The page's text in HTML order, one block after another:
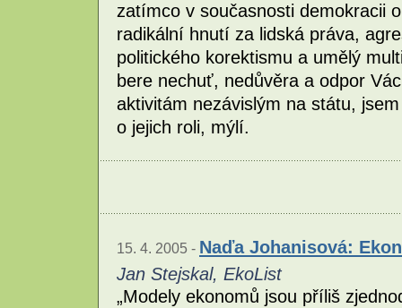
zatímco v současnosti demokracii
radikální hnutí za lidská práva,
politického korektismu a umělý
bere nechuť, nedůvěra a odpor
aktivitám nezávislým na státu,
o jejich roli, mýlí.
15. 4. 2005 - Naďa Johanisová:
Jan Stejskal, EkoList
„Modely ekonomů jsou příliš